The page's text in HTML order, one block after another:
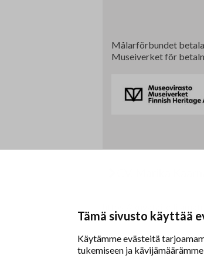
Tämä sivusto käyttää
Käytämme evästeitä
tukemiseen ja
Målarförbundet
Museiverket för